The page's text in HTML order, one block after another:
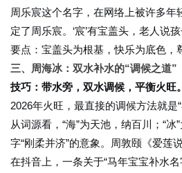
周乐宸这个名字，在网络上被许多年
定了周乐宸。‘宸’有宝盖头，老人说
要点：宝盖头为根基，快乐为底色，
三、周海冰：双水补水的“调候之道”
技巧：带水旁，双水调候，平衡火旺。
2026年火旺，最直接的调候方法就是
从词源看，“海”为天池，纳百川；“
字“刚柔并济”的意象。周敦颐《爱莲
在抖音上，一条关于“马年宝宝补水